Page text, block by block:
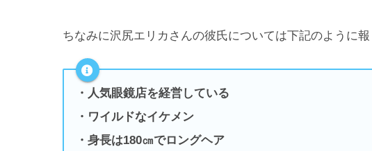
ちなみに沢尻エリカさんの彼氏については下記のように報
・人気眼鏡店を経営している
・ワイルドなイケメン
・身長は180㎝でロングヘア